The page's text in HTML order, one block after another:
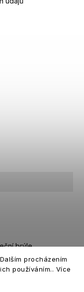
procházením
používáním.. Více
brýle
čočky